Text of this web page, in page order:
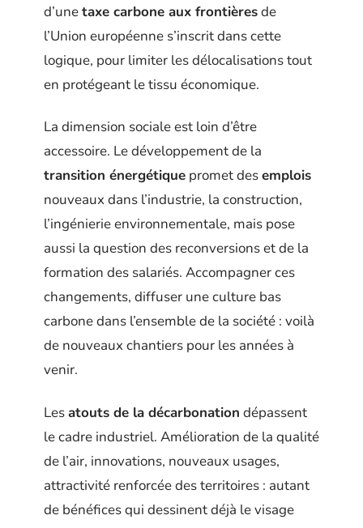
d’unetaxe carbone aux frontièresde
l’Union européenne s’inscrit dans cette
logique, pour limiter les délocalisations tout
en protégeant le tissu économique.
La dimension sociale est loin d’être
accessoire. Le développement de la
transition énergétique promet desemplois
nouveaux dans l’industrie, la construction,
l’ingénierie environnementale, mais pose
aussi la question des reconversions et de la
formation des salariés. Accompagner ces
changements, diffuser une culture bas
carbone dans l’ensemble de la société : voilà
de nouveaux chantiers pour les années à
venir.
Lesatouts de la décarbonation dépassent
le cadre industriel. Amélioration de la qualité
de l’air, innovations, nouveaux usages,
attractivité renforcée des territoires : autant
de bénéfices qui dessinent déjà le visage